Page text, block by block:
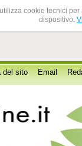
cookie tecnici
dispositivo.
del sito Email